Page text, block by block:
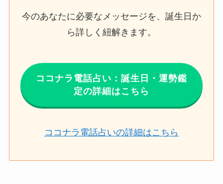
今のあなたに必要なメッセージを、誕生日か
ら詳しく紐解きます。
ココナラ電話占い：誕生日・運勢鑑
定の詳細はこちら
ココナラ電話占いの詳細はこちら